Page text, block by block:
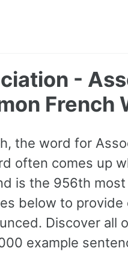
-
French
the word for
often comes up
is the 956th
below to
Discover all
example